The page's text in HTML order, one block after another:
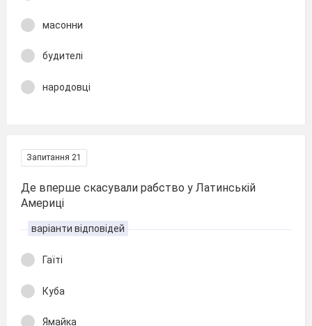
масонни
будителі
народовці
Запитання 21
Де вперше скасували рабство у Латинській
Америці
варіанти відповідей
Гаїті
Куба
Ямайка